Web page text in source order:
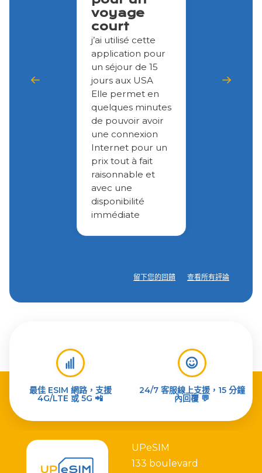
voyage
court
j’ai utilisé cette
application pour
un séjour de 15
jours aux USA
Elle permet en
quelques minutes
de pouvoir avoir
une connexion
Internet pour un
prix tout à fait
raisonnable et
avec une
disponibilité
immédiate
留下您的回饋 查看所有評論
最佳 ESIM 網路，支援
4G/LTE 或 5G 📲
24/7 客服線上支援，15 分鐘
內回覆 💬
UPeSIM
133 boulevard